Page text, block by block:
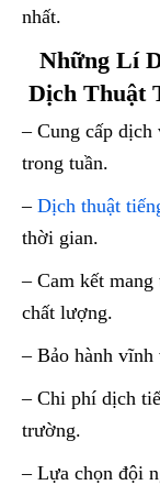
nhất.
Những Lí
Dịch Thuật
– Cung cấp dịch
trong tuần.
– Dịch thuật
thời gian.
– Cam kết
chất lượng.
– Bảo hành vĩnh
– Chi phí dịch
trường.
– Lựa chọn đội